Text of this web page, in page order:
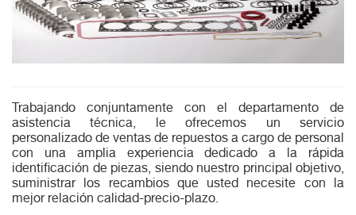
Trabajando conjuntamente con el departamento de
asistencia técnica, le ofrecemos un servicio
personalizado de ventas de repuestos a cargo de personal
con una amplia experiencia dedicado a la rápida
identificación de piezas, siendo nuestro principal objetivo,
suministrar los recambios que usted necesite con la
mejor relación calidad-precio-plazo.